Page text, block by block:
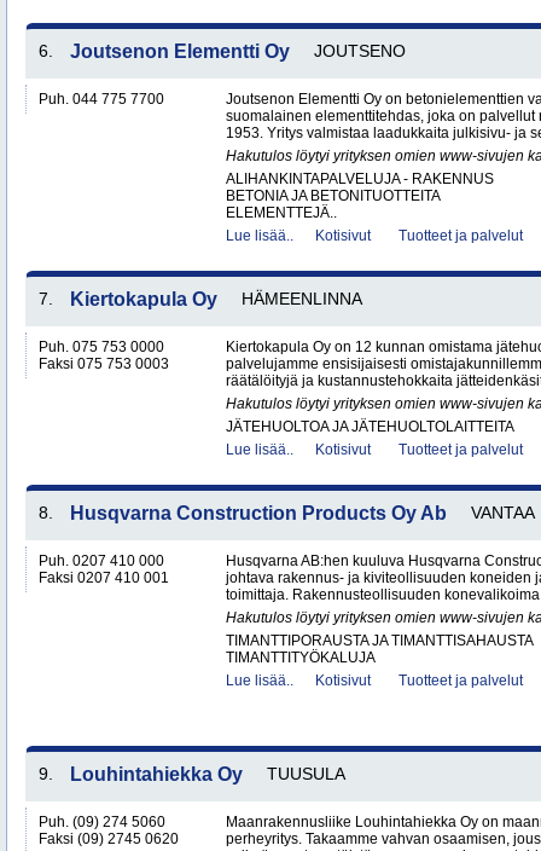
6. Joutsenon Elementti Oy JOUTSENO
Puh. 044 775 7700
Joutsenon Elementti Oy on betonielementtien
suomalainen elementtitehdas, joka on
1953. Yritys valmistaa laadukkaita julkisivu- ja
Hakutulos löytyi yrityksen omien www-sivujen
ALIHANKINTAPALVELUJA - RAKENNUS
BETONIA JA BETONITUOTTEITA
ELEMENTTEJÄ..
Lue lisää..
Kotisivut Tuotteet ja palvelut
7. Kiertokapula Oy HÄMEENLINNA
Puh. 075 753 0000
Faksi 075 753 0003
Kiertokapula Oy on 12 kunnan omistama
palvelujamme ensisijaisesti
räätälöityjä ja kustannustehokkaita
Hakutulos löytyi yrityksen omien www-sivujen
JÄTEHUOLTOA JA JÄTEHUOLTOLAITTEITA
Lue lisää..
Kotisivut Tuotteet ja palvelut
8. Husqvarna Construction Products Oy Ab VANTAA
Puh. 0207 410 000
Faksi 0207 410 001
Husqvarna AB:hen kuuluva Husqvarna
johtava rakennus- ja kiviteollisuuden koneiden
toimittaja. Rakennusteollisuuden
Hakutulos löytyi yrityksen omien www-sivujen
TIMANTTIPORAUSTA JA TIMANTTISAHAUSTA
TIMANTTITYÖKALUJA
Lue lisää..
Kotisivut Tuotteet ja palvelut
9. Louhintahiekka Oy TUUSULA
Puh. (09) 274 5060
Faksi (09) 2745 0620
Maanrakennusliike Louhintahiekka Oy on
perheyritys. Takaamme vahvan osaamisen,